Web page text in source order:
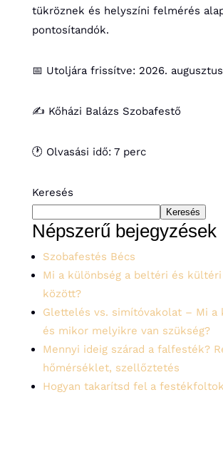
tükröznek és helyszíni felmérés
pontosítandók.
📅 Utoljára frissítve: 2026. augusztus
✍️ Kőházi Balázs Szobafestő
🕐 Olvasási idő: 7 perc
Keresés
Keresés
Népszerű bejegyzések
Szobafestés Bécs
Mi a különbség a beltéri és
között?
Glettelés vs. simítóvakolat – Mi a
és mikor melyikre van szükség?
Mennyi ideig szárad a falfesték?
hőmérséklet, szellőztetés
Hogyan takarítsd fel a